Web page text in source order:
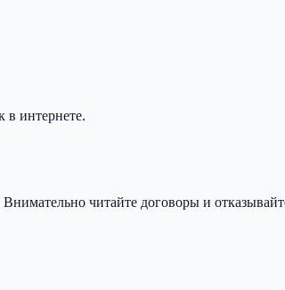
в интернете.
читайте договоры и